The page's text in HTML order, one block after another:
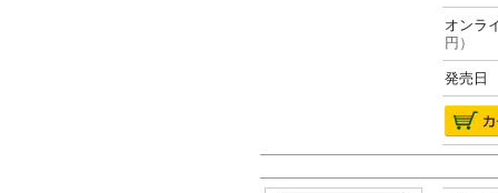
オン
円）
発売日